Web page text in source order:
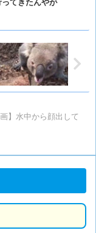
ってきたんやが
画】水中から顔出して